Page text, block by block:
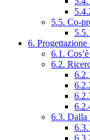
5.5. Co-
6. Progettazione
6.1.
6.2.
6.3. Dalla